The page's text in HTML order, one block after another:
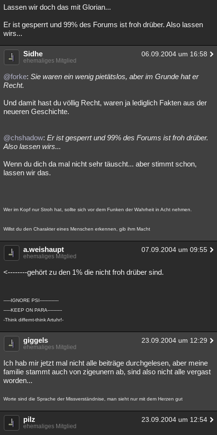
Lassen wir doch das mit Glorian...
Er ist gesperrt und 99% des Forums ist froh drüber. Also lassen
wirs...
Sidhe 06.09.2004 um 16:58
ehemaliges Mitglied
@forke: Sie waren ein wenig pietätslos, aber im Grunde hat er
Recht.
Und damit hast du völlig Recht, waren ja lediglich Fakten aus der
neueren Geschichte.
@chshadow: Er ist gesperrt und 99% des Forums ist froh drüber.
Also lassen wirs...
Wenn du dich da mal nicht sehr täuscht... aber stimmt schon,
lassen wir das.
Wer im Kopf nur Stroh hat, sollte sich vor dem Funken der Wahrheit in Acht nehmen.
Willst du den Charakter eines Menschen erkennen, gib ihm Macht
a.weishaupt 07.09.2004 um 09:55
ehemaliges Mitglied
<--------gehört zu den 1% die nicht froh drüber sind.
-----IGNORE PSI-------------
-----KEEP ON PARA----------
-Think differnt-think Artuhr!-
giggels 23.09.2004 um 12:29
ehemaliges Mitglied
Ich hab mir jetzt mal nicht alle beiträge durchgelesen, aber meine
familie stammt auch von zigeunern ab, sind also nicht alle vergast
worden...
Worte sind die Sprache der Missverständnise, man sieht nur mit dem Herzen gut
pilz 23.09.2004 um 12:54
ehemaliges Mitglied